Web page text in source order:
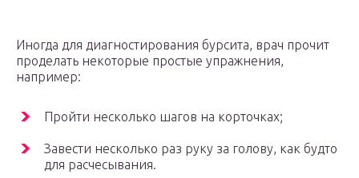
Иногда для диагностирования бурсита, врач прочит
проделать некоторые простые упражнения,
например:
Пройти несколько шагов на корточках;
Завести несколько раз руку за голову, как будто
для расчесывания.